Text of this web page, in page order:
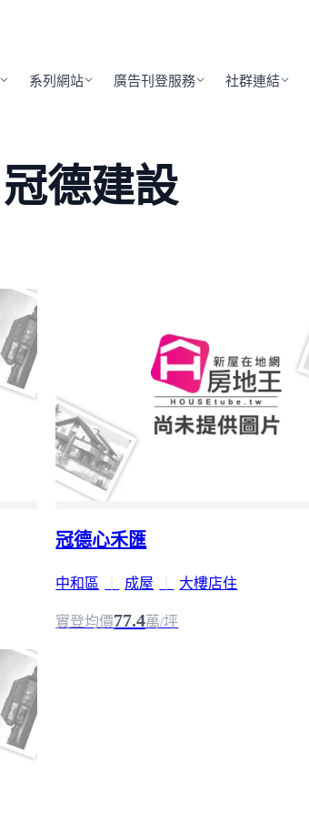
系列網站 廣告刊登服務 社群連結
冠德建設
冠德心禾匯
中和區 成屋 大樓店住
實登均價77.4萬/坪